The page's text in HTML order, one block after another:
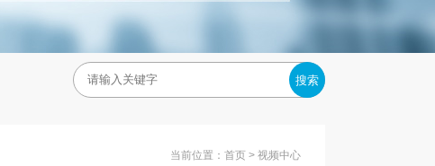
搜索
当前位置： 首页 > 视频中心